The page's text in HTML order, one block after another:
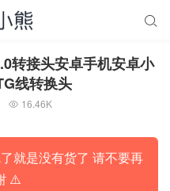

转接头安卓手机安卓小
线转换头
 16.46K
就是没有货了 请不要再
⚠️